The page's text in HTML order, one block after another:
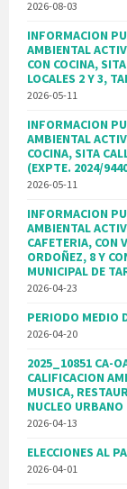
2026-08-03
INFORMACION
AMBIENTAL
CON COCINA,
LOCALES 2 Y 3,
2026-05-11
INFORMACION
AMBIENTAL
COCINA, SITA
(EXPTE. 2024/
2026-05-11
INFORMACION
AMBIENTAL
CAFETERIA, CON
ORDOÑEZ, 8 Y
MUNICIPAL DE
2026-04-23
PERIODO MEDIO
2026-04-20
2025_10851 CA-
CALIFICACION
MUSICA,
NUCLEO URBANO
2026-04-13
ELECCIONES AL
2026-04-01